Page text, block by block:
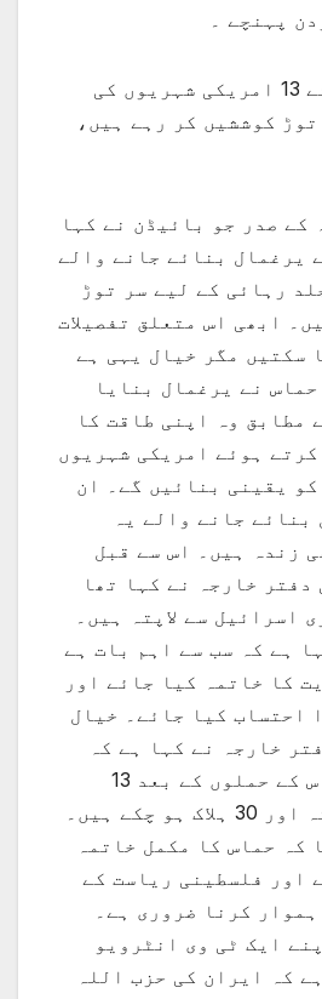
پہنچے ۔
یرغمال بنائے گئے 13 امریکی شہریوں کی
کوششیں کر رہے ہیں،
کے صدر جو بائیڈن نے کہا
یرغمال بنائے جانے والے
جلد رہائی کے لیے سر توڑ
ابھی اس متعلق تفصیلات
سکتیں مگر خیال یہی ہے
نے یرغمال بنایا
مطابق وہ اپنی طاقت کا
ہوئے امریکی شہریوں
یقینی بنائیں گے۔ ان
جانے والے یہ
زندہ ہیں۔ اس سے قبل
دفتر خارجہ نے کہا تھا
اسرائیل سے لاپتہ ہیں۔
ہے کہ سب سے اہم بات ہے
کا خاتمہ کیا جائے اور
احتساب کیا جائے۔ خیال
خارجہ نے کہا ہے کہ
اسرائیل میں حماس کے حملوں کے بعد 13
امریکی شہری لاپتہ اور 30 ہلاک ہو چکے ہیں۔
کہ حماس کا مکمل خاتمہ
اور فلسطینی ریاست کے
کرنا ضروری ہے۔
ایک ٹی وی انٹرویو
کہ ایران کی حزب اللہ